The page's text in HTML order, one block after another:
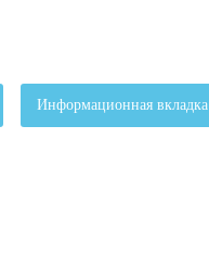
Информационная вкладка